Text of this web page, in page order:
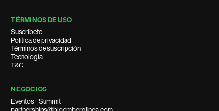
TÉRMINOS DE USO
Suscríbete
Política de privacidad
Términos de suscripción
Tecnología
T&C
NEGOCIOS
Eventos - Summit
partnerships@bloomberglinea.com